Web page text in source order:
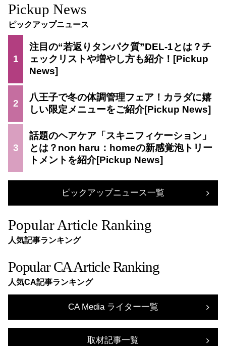
Pickup News
ピックアップニュース
1
注目の“若返りタンパク質”DEL-1とは？チ
ェックリストや増やし方も紹介！
2
八王子で冬の体調管理フェア！カラダに嬉
しい限定メニューをご紹介
3
話題のヘアケア「スキニフィケーション」
とは？non haru：homeの新感覚泡トリー
トメントを紹介
ピックアップニュース一覧
Popular Article Ranking
人気記事ランキング
Popular CA Article Ranking
人気CA記事ランキング
CA Media ライター一覧
取材記事一覧